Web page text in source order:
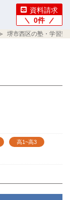
資料請求
0件
堺市西区の塾・学習塾
高1~高3